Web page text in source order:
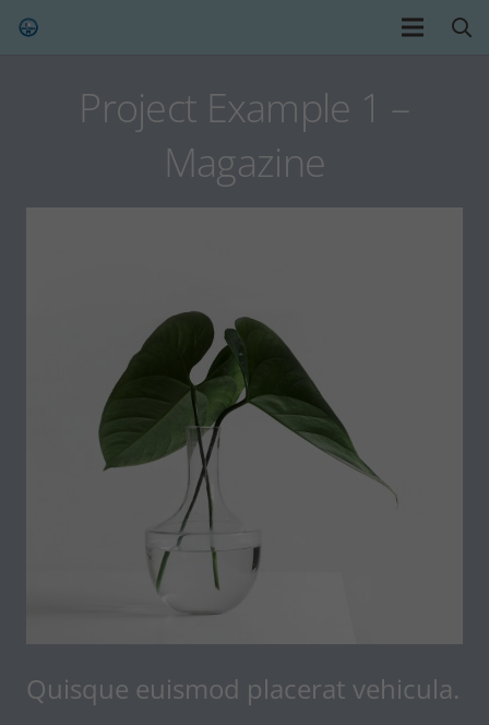
Project Example 1 –
Magazine
Quisque euismod placerat vehicula.